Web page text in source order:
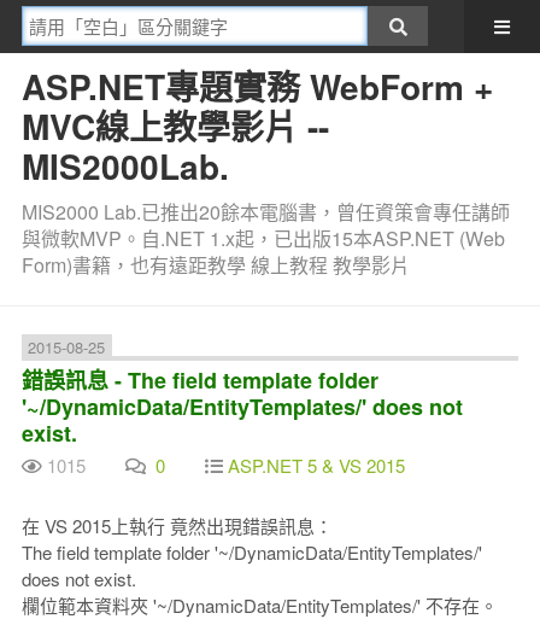
ASP.NET專題實務 WebForm +
MVC線上教學影片 --
MIS2000Lab.
MIS2000 Lab.已推出20餘本電腦書，曾任資策會專任講師
與微軟MVP。自.NET 1.x起，已出版15本ASP.NET (Web
Form)書籍，也有遠距教學 線上教程 教學影片
2015-08-25
錯誤訊息 - The field template folder
'~/DynamicData/EntityTemplates/' does not
exist.
1015 0 ASP.NET 5 & VS 2015
在 VS 2015上執行 竟然出現錯誤訊息：
The field template folder '~/DynamicData/EntityTemplates/'
does not exist.
欄位範本資料夾 '~/DynamicData/EntityTemplates/' 不存在。